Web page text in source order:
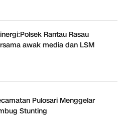
Rantau Rasau
awak media dan LSM
Pulosari Menggelar
Stunting